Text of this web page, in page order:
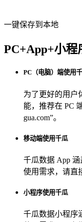
一键保存到本地
PC+App+小程
PC（电脑）端使用
为了更好的用户
能，推荐在 PC
gua.com”。
移动端使用千瓜
千瓜数据 App 涵
使用需求，请直
小程序使用千瓜
千瓜数据小程序